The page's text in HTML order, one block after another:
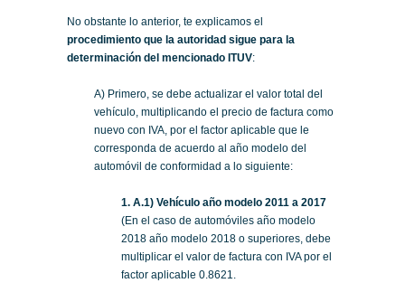
No obstante lo anterior, te explicamos el
procedimiento que la autoridad sigue para la
determinación del mencionado ITUV:
A) Primero, se debe actualizar el valor total del
vehículo, multiplicando el precio de factura como
nuevo con IVA, por el factor aplicable que le
corresponda de acuerdo al año modelo del
automóvil de conformidad a lo siguiente:
1. A.1) Vehículo año modelo 2011 a 2017
(En el caso de automóviles año modelo
2018 año modelo 2018 o superiores, debe
multiplicar el valor de factura con IVA por el
factor aplicable 0.8621.